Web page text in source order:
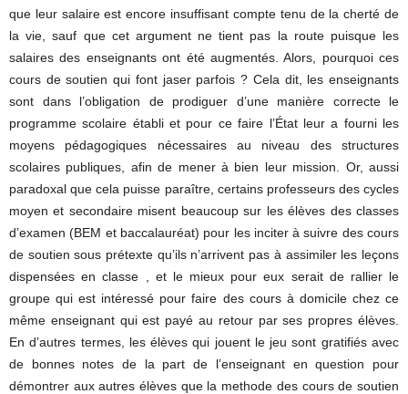
que leur salaire est encore insuffisant compte tenu de la cherté de
la vie, sauf que cet argument ne tient pas la route puisque les
salaires des enseignants ont été augmentés. Alors, pourquoi ces
cours de soutien qui font jaser parfois ? Cela dit, les enseignants
sont dans l’obligation de prodiguer d’une manière correcte le
programme scolaire établi et pour ce faire l’État leur a fourni les
moyens pédagogiques nécessaires au niveau des structures
scolaires publiques, afin de mener à bien leur mission. Or, aussi
paradoxal que cela puisse paraître, certains professeurs des cycles
moyen et secondaire misent beaucoup sur les élèves des classes
d’examen (BEM et baccalauréat) pour les inciter à suivre des cours
de soutien sous prétexte qu’ils n’arrivent pas à assimiler les leçons
dispensées en classe , et le mieux pour eux serait de rallier le
groupe qui est intéressé pour faire des cours à domicile chez ce
même enseignant qui est payé au retour par ses propres élèves.
En d’autres termes, les élèves qui jouent le jeu sont gratifiés avec
de bonnes notes de la part de l’enseignant en question pour
démontrer aux autres élèves que la methode des cours de soutien